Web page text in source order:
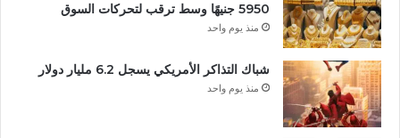
5950 جنيهًا وسط ترقب لتحركات السوق
منذ يوم واحد
شباك التذاكر الأمريكي يسجل 6.2 مليار دولار
منذ يوم واحد